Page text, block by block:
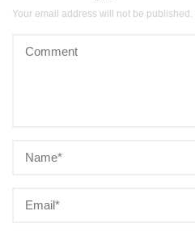
Your email address will not be published.